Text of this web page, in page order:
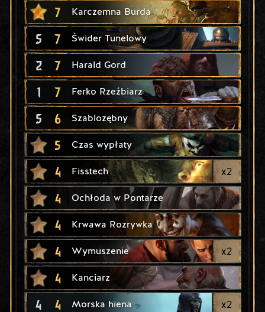
7 Karczemna Burda
5 7 Świder Tunelowy
2 7 Harald Gord
1 7 Ferko Rzeźbiarz
5 6 Szablozębny
5 Czas wypłaty
4 Fisstech x2
4 Ochłoda w Pontarze
4 Krwawa Rozrywka
4 Wymuszenie x2
4 Kanciarz
4 4 Morska hiena x2